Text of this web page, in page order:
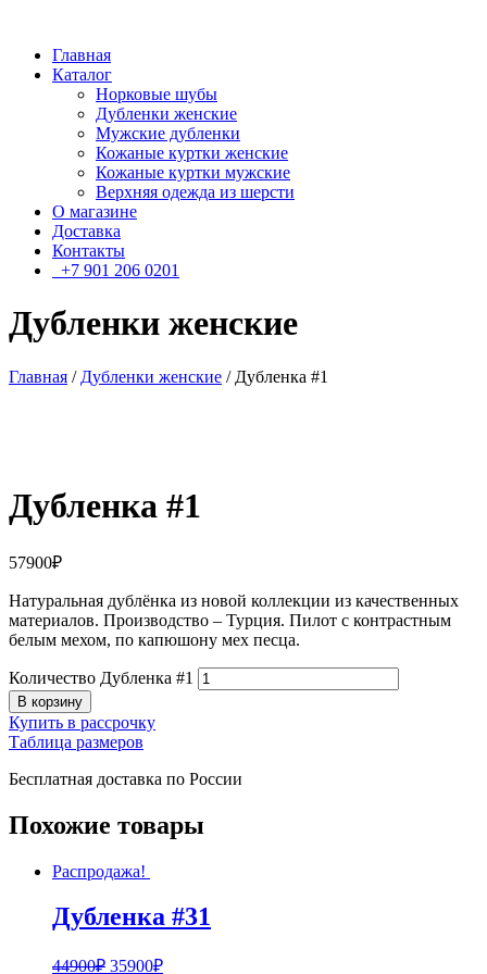
Главная
Каталог
Норковые шубы
Дубленки женские
Мужские дубленки
Кожаные куртки женские
Кожаные куртки мужские
Верхняя одежда из шерсти
О магазине
Доставка
Контакты
+7 901 206 0201
Дубленки женские
Главная / Дубленки женские / Дубленка #1
Дубленка #1
57900₽
Натуральная дублёнка из новой коллекции из качественных
материалов. Производство – Турция. Пилот с контрастным
белым мехом, по капюшону мех песца.
Количество Дубленка #1
В корзину
Купить в рассрочку
Таблица размеров
Бесплатная доставка по России
Похожие товары
Распродажа!
Дубленка #31
44900₽ 35900₽